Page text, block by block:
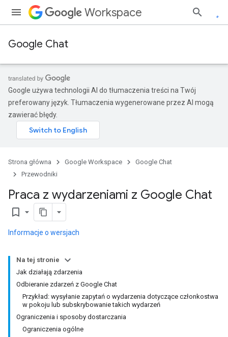
Workspace
Google Chat
Google używa technologii AI do tłumaczenia treści na Twój
preferowany język. Tłumaczenia wygenerowane przez AI mogą
zawierać błędy.
Strona główna Google Workspace
Google Chat
Przewodniki
Praca z wydarzeniami z Google Chat
bookmark_border
Informacje o wersjach
Na tej stronie
Jak działają zdarzenia
Odbieranie zdarzeń z Google Chat
Przykład: wysyłanie zapytań o wydarzenia dotyczące członkostwa
w pokoju lub subskrybowanie takich wydarzeń
Ograniczenia i sposoby dostarczania
Ograniczenia ogólne